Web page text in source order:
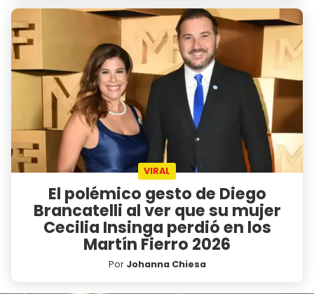
VIRAL
El polémico gesto de Diego
Brancatelli al ver que su mujer
Cecilia Insinga perdió en los
Martín Fierro 2026
Por Johanna Chiesa